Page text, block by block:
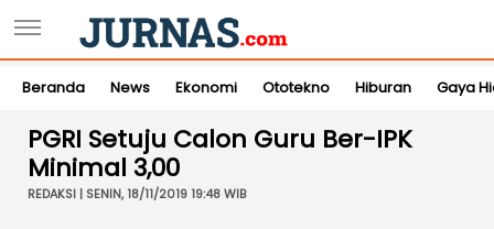
Beranda News Ekonomi Ototekno Hiburan Gaya
PGRI Setuju Calon Guru Ber-IPK
Minimal 3,00
REDAKSI | SENIN, 18/11/2019 19:48 WIB